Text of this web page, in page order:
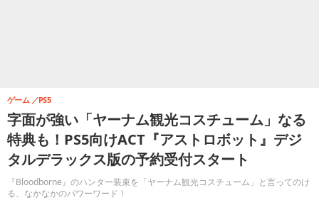
字面が強い「ヤーナム観光コスチューム」なる
特典も！PS5向けACT『アストロボット』デジ
タルデラックス版の予約受付スタート
『Bloodborne』のハンター装束を「ヤーナム観光コスチューム」と言ってのけ
る、なかなかのパワーワード！
ゲーム PS5